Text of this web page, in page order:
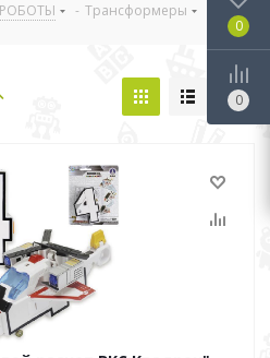
РОБОТЫ - Трансформеры
0
0